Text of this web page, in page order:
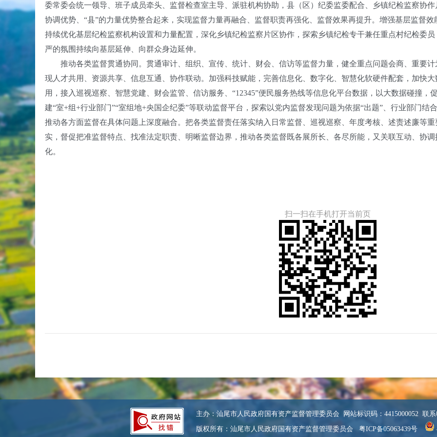
委常委会统一领导、班子成员牵头、监督检查室主导、派驻机构协助，县（区）纪委监委配合、乡镇纪检监察协
协调优势、“县”的力量优势整合起来，实现监督力量再融合、监督职责再强化、监督效果再提升。增强基层监督
持续优化基层纪检监察机构设置和力量配置，深化乡镇纪检监察片区协作，探索乡镇纪检专干兼任重点村纪检委
严的氛围持续向基层延伸、向群众身边延伸。
推动各类监督贯通协同。贯通审计、组织、宣传、统计、财会、信访等监督力量，健全重点问题会商、重要计
现人才共用、资源共享、信息互通、协作联动。加强科技赋能，完善信息化、数字化、智慧化软硬件配套，加快
用，接入巡视巡察、智慧党建、财会监管、信访服务、“12345”便民服务热线等信息化平台数据，以大数据碰撞
建“室+组+行业部门”“室组地+央国企纪委”等联动监督平台，探索以党内监督发现问题为依据“出题”、行业部门结
推动各方面监督在具体问题上深度融合。把各类监督责任落实纳入日常监督、巡视巡察、年度考核、述责述廉等
实，督促把准监督特点、找准法定职责、明晰监督边界，推动各类监督既各展所长、各尽所能，又关联互动、协
化。
扫一扫在手机打开当前页
主办：汕尾市人民政府国有资产监督管理委员会 网站标识码：4415000052 联系
版权所有：汕尾市人民政府国有资产监督管理委员会 粤ICP备05063439号